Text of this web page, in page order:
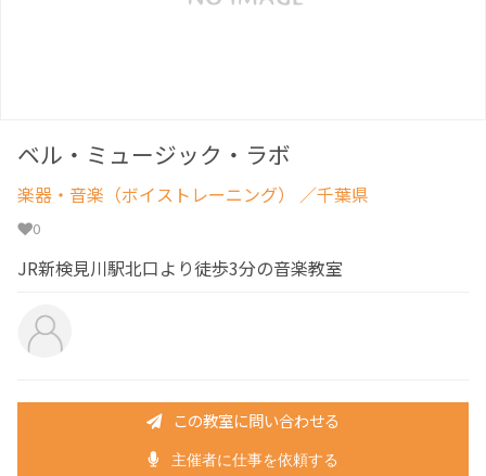
ベル・ミュージック・ラボ
楽器・音楽（ボイストレーニング） ／千葉県
0
JR新検見川駅北口より徒歩3分の音楽教室
この教室に問い合わせる
主催者に仕事を依頼する